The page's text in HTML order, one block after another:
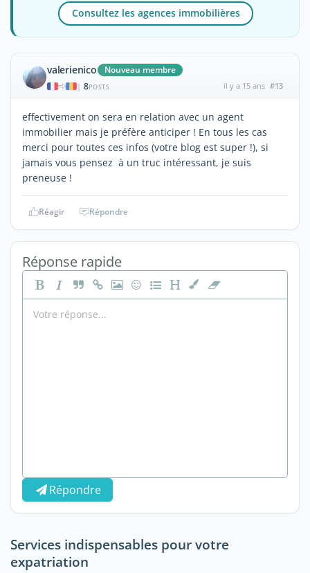
Consultez les agences immobilières
valerienico Nouveau membre
| 8POSTS il y a 15 ans #13
effectivement on sera en relation avec un agent
immobilier mais je préfère anticiper ! En tous les cas
merci pour toutes ces infos (votre blog est super !), si
jamais vous pensez à un truc intéressant, je suis
preneuse !
Réagir Répondre
Réponse rapide
Répondre
Services indispensables pour votre
expatriation